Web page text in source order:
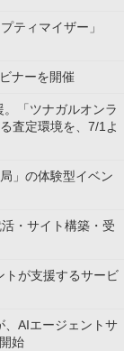
ティマイザー」
ナーを開催
「ツナガルオンラ
査定環境を、7/1よ
」の体験型イベン
・サイト構築・受
トが支援するサービ
AIエージェントサ
始